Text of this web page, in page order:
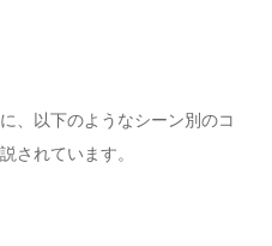
、以下のようなシーン別のコ
されています。